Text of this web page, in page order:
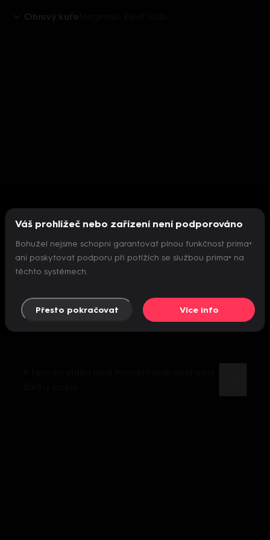
Ohnivý kuře
Nepodařilo se inicializovat přehrávač
Váš prohlížeč nebo zařízení není podporováno
Bohužel nejsme schopni garantovat plnou funkčnost prima+
ani poskytovat podporu při potížích se službou prima+ na
těchto systémech.
Přesto pokračovat Více info